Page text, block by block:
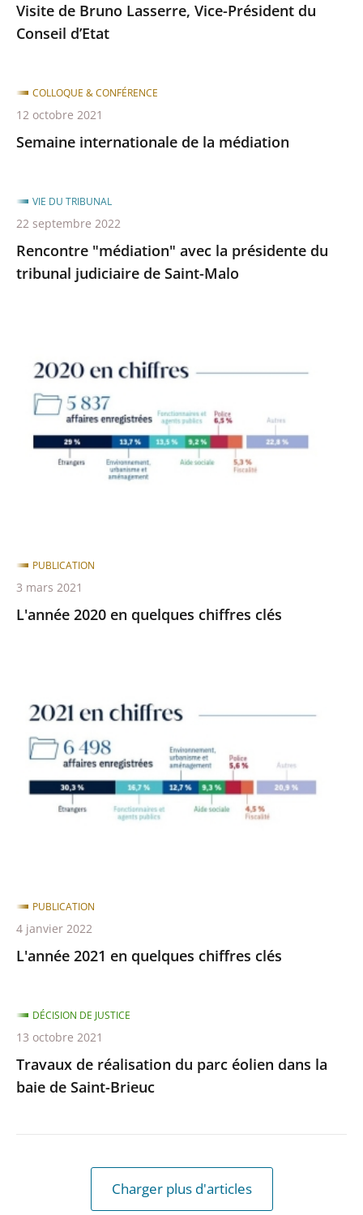
Visite de Bruno Lasserre, Vice-Président du
Conseil d’Etat
Semaine internationale de la médiation
COLLOQUE & CONFÉRENCE
12 octobre 2021
Rencontre "médiation" avec la présidente du
tribunal judiciaire de Saint-Malo
VIE DU TRIBUNAL
22 septembre 2022
quelques
chiffres
clés
L'année 2020 en quelques chiffres clés
PUBLICATION
3 mars 2021
en
quelques
chiffres
clés
L'année 2021 en quelques chiffres clés
PUBLICATION
4 janvier 2022
Travaux de réalisation du parc éolien dans la
baie de Saint-Brieuc
DÉCISION DE JUSTICE
13 octobre 2021
Charger plus d'articles